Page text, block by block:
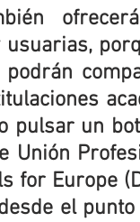
pulsar un
Unión
for Europe
el